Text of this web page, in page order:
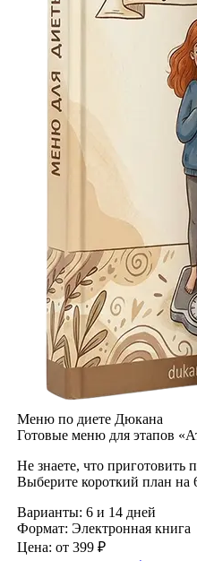
Меню по диете Дюкана
Готовые меню для этапов
Не знаете, что
Выберите короткий план
Варианты: 6 и 14 дней
Формат: Электронная книга
Цена: от 399 ₽